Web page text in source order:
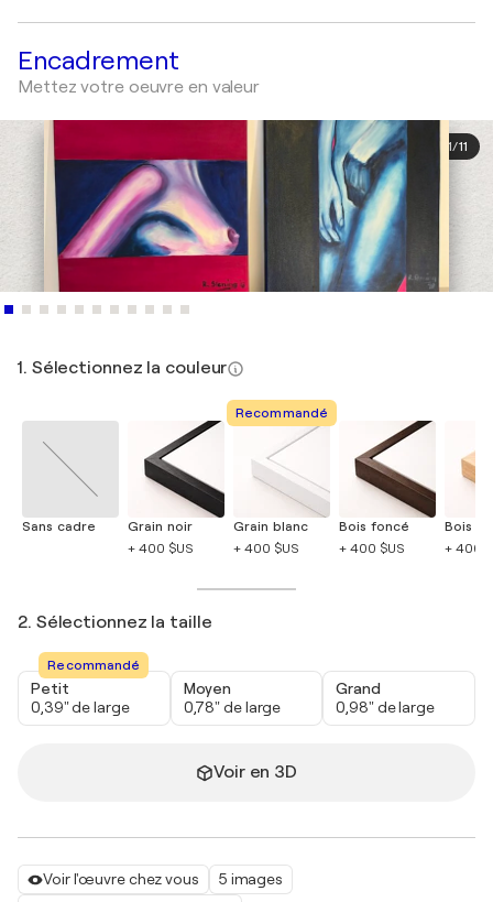
Voir l'œuvre chez vous
5 images
Encadrement
Mettez votre oeuvre en valeur
1/11
1. Sélectionnez la couleur
Sans cadre
Grain noir
+ 400 $US
Recommandé
Grain blanc
+ 400 $US
Bois foncé
+ 400 $US
Bois
+ 400
2. Sélectionnez la taille
Recommandé
Petit
0,39" de large
Moyen
0,78" de large
Grand
0,98" de large
Voir en 3D